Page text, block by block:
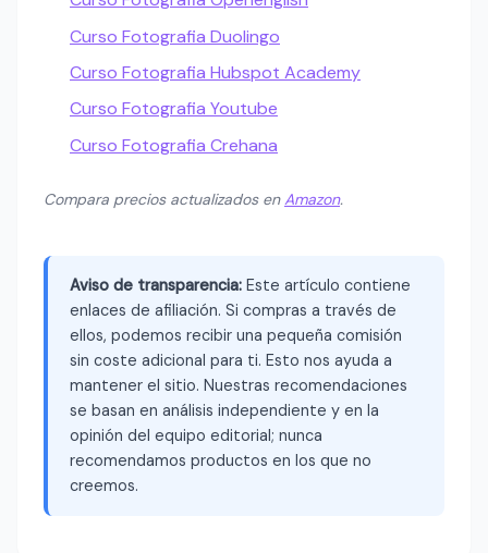
Curso Fotografia Duolingo
Curso Fotografia Hubspot Academy
Curso Fotografia Youtube
Curso Fotografia Crehana
Compara precios actualizados enAmazon.
Aviso de transparencia: Este artículo contiene
enlaces de afiliación. Si compras a través de
ellos, podemos recibir una pequeña comisión
sin coste adicional para ti. Esto nos ayuda a
mantener el sitio. Nuestras recomendaciones
se basan en análisis independiente y en la
opinión del equipo editorial; nunca
recomendamos productos en los que no
creemos.